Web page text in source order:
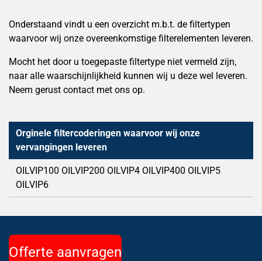
Onderstaand vindt u een overzicht m.b.t. de filtertypen
waarvoor wij onze overeenkomstige filterelementen leveren.
Mocht het door u toegepaste filtertype niet vermeld zijn,
naar alle waarschijnlijkheid kunnen wij u deze wel leveren.
Neem gerust contact met ons op.
Orginele filtercoderingen waarvoor wij onze
vervangingen leveren
OILVIP100 OILVIP200 OILVIP4 OILVIP400 OILVIP5
OILVIP6
Offerte aanvragen